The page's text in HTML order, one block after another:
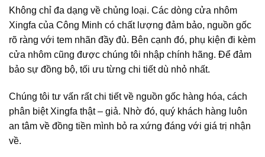
Không chỉ đa dạng về chủng loại. Các dòng cửa nhôm
Xingfa của Công Minh có chất lượng đảm bảo, nguồn gốc
rõ ràng với tem nhãn đầy đủ. Bên cạnh đó, phụ kiện đi kèm
cửa nhôm cũng được chúng tôi nhập chính hãng. Để đảm
bảo sự đồng bộ, tối ưu từng chi tiết dù nhỏ nhất.
Chúng tôi tư vấn rất chi tiết về nguồn gốc hàng hóa, cách
phân biệt Xingfa thật – giả. Nhờ đó, quý khách hàng luôn
an tâm về đồng tiền mình bỏ ra xứng đáng với giá trị nhận
về.